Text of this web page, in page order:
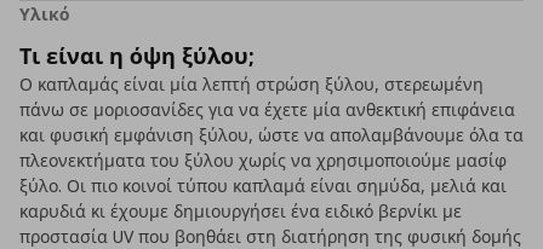
Υλικό
Τι είναι η όψη ξύλου;
Ο καπλαμάς είναι μία λεπτή στρώση ξύλου, στερεωμένη
πάνω σε μοριοσανίδες για να έχετε μία ανθεκτική επιφάνεια
και φυσική εμφάνιση ξύλου, ώστε να απολαμβάνουμε όλα τα
πλεονεκτήματα του ξύλου χωρίς να χρησιμοποιούμε μασίφ
ξύλο. Οι πιο κοινοί τύπου καπλαμά είναι σημύδα, μελιά και
καρυδιά κι έχουμε δημιουργήσει ένα ειδικό βερνίκι με
προστασία UV που βοηθάει στη διατήρηση της φυσική δομής